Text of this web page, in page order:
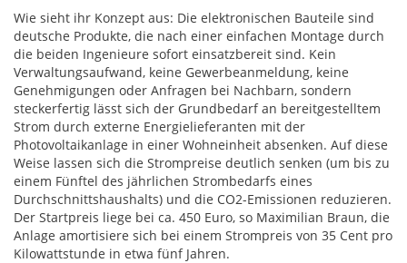
Wie sieht ihr Konzept aus: Die elektronischen Bauteile sind
deutsche Produkte, die nach einer einfachen Montage durch
die beiden Ingenieure sofort einsatzbereit sind. Kein
Verwaltungsaufwand, keine Gewerbeanmeldung, keine
Genehmigungen oder Anfragen bei Nachbarn, sondern
steckerfertig lässt sich der Grundbedarf an bereitgestelltem
Strom durch externe Energielieferanten mit der
Photovoltaikanlage in einer Wohneinheit absenken. Auf diese
Weise lassen sich die Strompreise deutlich senken (um bis zu
einem Fünftel des jährlichen Strombedarfs eines
Durchschnittshaushalts) und die CO2-Emissionen reduzieren.
Der Startpreis liege bei ca. 450 Euro, so Maximilian Braun, die
Anlage amortisiere sich bei einem Strompreis von 35 Cent pro
Kilowattstunde in etwa fünf Jahren.